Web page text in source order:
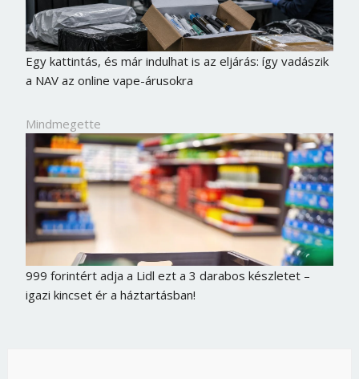
Egy kattintás, és már indulhat is az eljárás: így vadászik
a NAV az online vape-árusokra
Mindmegette
999 forintért adja a Lidl ezt a 3 darabos készletet –
igazi kincset ér a háztartásban!